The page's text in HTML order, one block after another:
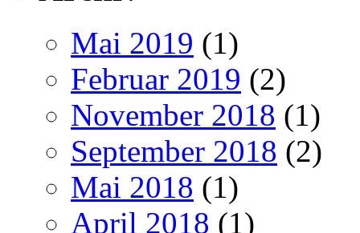
Mai 2019 (1)
Februar 2019 (2)
November 2018 (1)
September 2018 (2)
Mai 2018 (1)
April 2018 (1)